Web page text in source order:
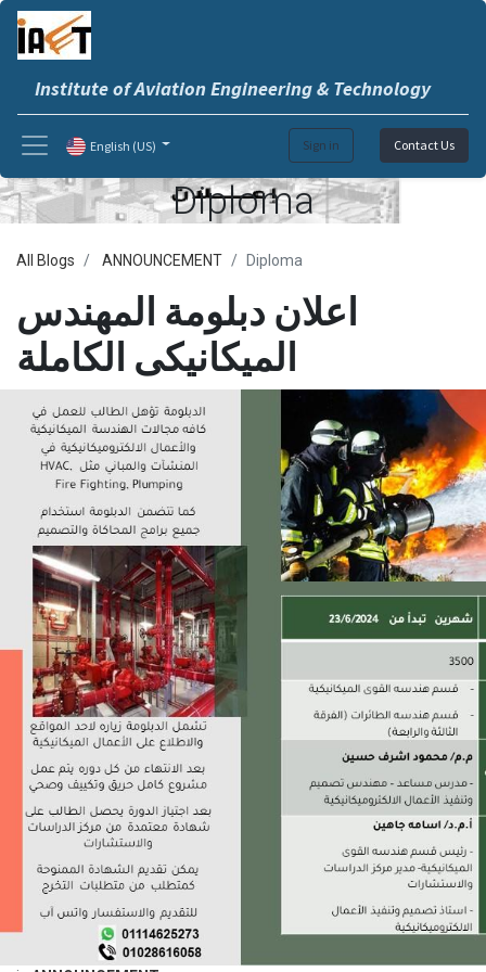
Institute of Aviation Engineering & Technology
Sign in Contact Us
English (US)
Diploma
All Blogs ANNOUNCEMENT Diploma
اعلان دبلومة المهندس
الميكانيكى الكاملة